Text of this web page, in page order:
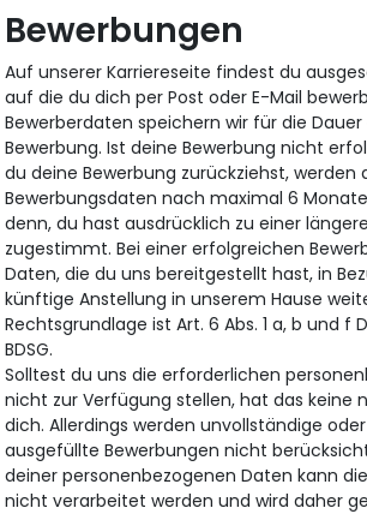
Bewerbungen
Auf unserer Karriereseite findest du
auf die du dich per Post oder E-Mail
Bewerberdaten speichern wir für die
Bewerbung. Ist deine Bewerbung nicht
du deine Bewerbung zurückziehst, werden
Bewerbungsdaten nach maximal 6
denn, du hast ausdrücklich zu einer
zugestimmt. Bei einer erfolgreichen
Daten, die du uns bereitgestellt hast, in
künftige Anstellung in unserem Hause
Rechtsgrundlage ist Art. 6 Abs. 1 a, b und f
BDSG.
Solltest du uns die erforderlichen
nicht zur Verfügung stellen, hat das keine
dich. Allerdings werden unvollständige
ausgefüllte Bewerbungen nicht
deiner personenbezogenen Daten kann
nicht verarbeitet werden und wird daher